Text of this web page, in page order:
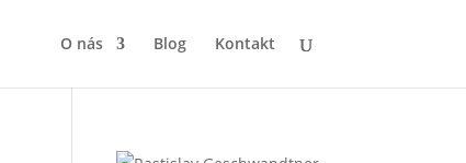
O nás Blog Kontakt